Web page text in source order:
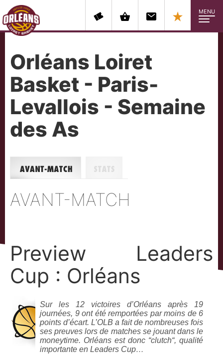
MENU
Orléans Loiret
Basket - Paris-
Levallois - Semaine
des As
AVANT-MATCH
Preview Leaders
Cup : Orléans
Sur les 12 victoires d’Orléans après 19
journées, 9 ont été remportées par moins de 6
points d’écart. L’OLB a fait de nombreuses fois
ses preuves lors de matches se jouant dans le
moneytime. Orléans est donc “clutch“, qualité
importante en Leaders Cup…